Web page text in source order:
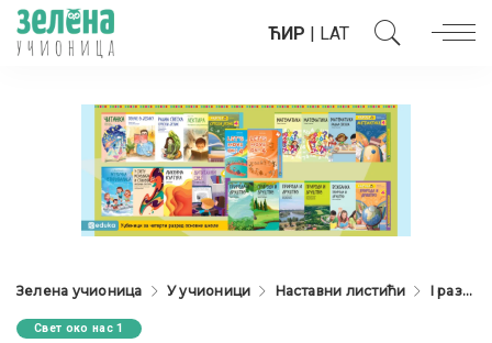
ЋИР | LAT
Зелена учионица У учионици Наставни листићи I разред
Свет око нас 1